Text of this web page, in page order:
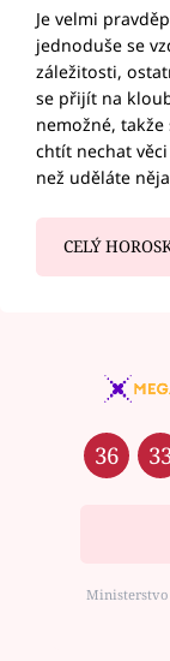
Je velmi
jednoduše se
záležitosti,
se přijít na
nemožné,
chtít nechat
než uděláte
CELÝ
36
Ministerstvo